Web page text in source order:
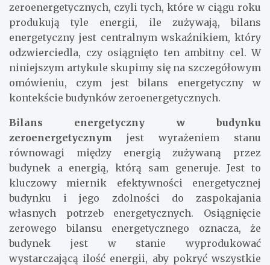
zeroenergetycznych, czyli tych, które w ciągu roku
produkują tyle energii, ile zużywają, bilans
energetyczny jest centralnym wskaźnikiem, który
odzwierciedla, czy osiągnięto ten ambitny cel. W
niniejszym artykule skupimy się na szczegółowym
omówieniu, czym jest bilans energetyczny w
kontekście budynków zeroenergetycznych.
Bilans energetyczny w budynku
zeroenergetycznym jest wyrażeniem stanu
równowagi między energią zużywaną przez
budynek a energią, którą sam generuje. Jest to
kluczowy miernik efektywności energetycznej
budynku i jego zdolności do zaspokajania
własnych potrzeb energetycznych. Osiągnięcie
zerowego bilansu energetycznego oznacza, że
budynek jest w stanie wyprodukować
wystarczającą ilość energii, aby pokryć wszystkie